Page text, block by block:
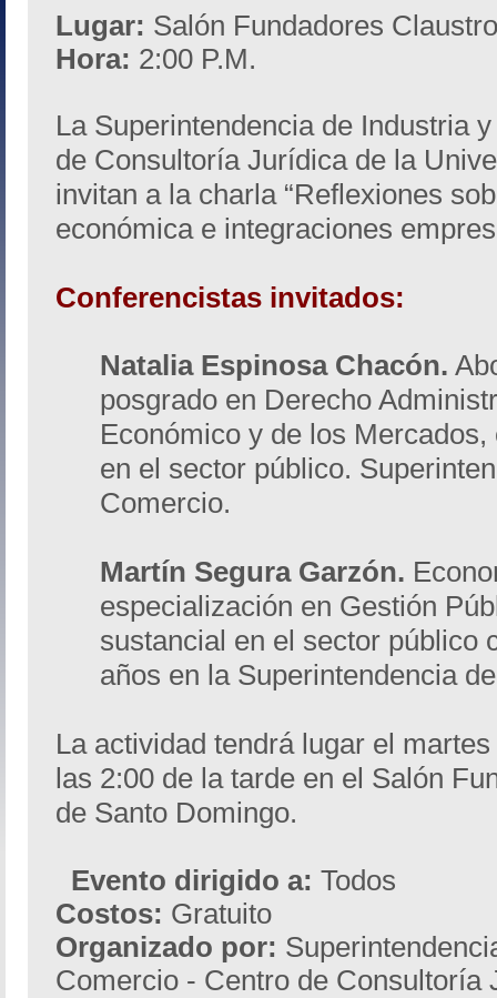
Lugar: Salón Fundadores
Hora: 2:00 P.M.
La Superintendencia de Industria
de Consultoría Jurídica de la
invitan a la charla “Reflexiones
económica e integraciones
Conferencistas invitados:
Natalia Espinosa Chacón.
posgrado en Derecho
Económico y de los
en el sector público.
Comercio.
Martín Segura Garzón.
especialización en Gestión
sustancial en el sector público
años en la Superintendencia
La actividad tendrá lugar el
las 2:00 de la tarde en el Salón
de Santo Domingo.
Evento dirigido a: Todos
Costos: Gratuito
Organizado por:
Comercio - Centro de Consultoría